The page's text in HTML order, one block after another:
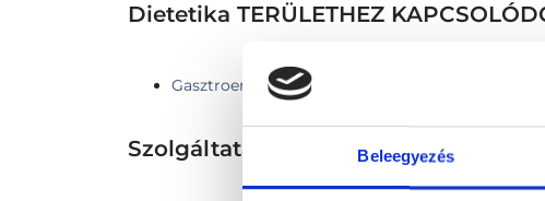
Beleegyezés
Dietetika TERÜLETHEZ
Gasztroenterológia
Szolgáltatások